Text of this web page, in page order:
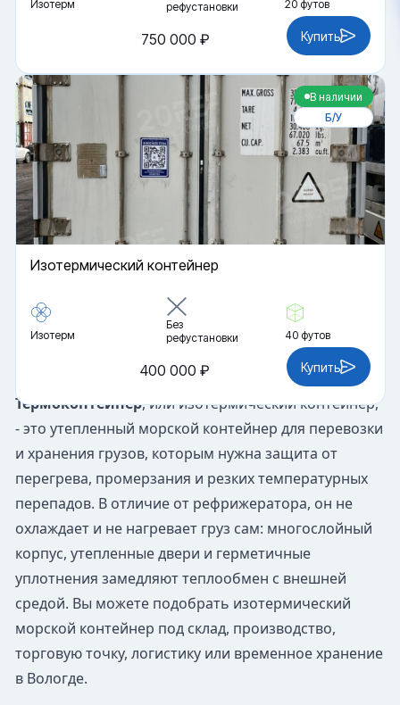
Изотерм
рефустановки
20 футов
750 000 ₽ Купить
В наличии
Б/У
Изотермический контейнер
Изотерм
Без
рефустановки
40 футов
400 000 ₽ Купить
Термоконтейнер, или изотермический контейнер,
- это утепленный морской контейнер для перевозки
и хранения грузов, которым нужна защита от
перегрева, промерзания и резких температурных
перепадов. В отличие от рефрижератора, он не
охлаждает и не нагревает груз сам: многослойный
корпус, утепленные двери и герметичные
уплотнения замедляют теплообмен с внешней
средой. Вы можете подобрать изотермический
морской контейнер под склад, производство,
торговую точку, логистику или временное хранение
в Вологде.